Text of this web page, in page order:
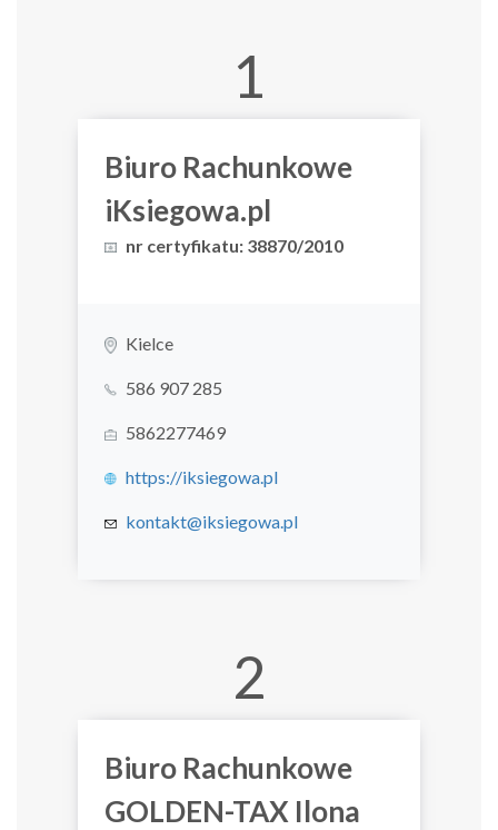
1
Biuro Rachunkowe
iKsiegowa.pl
nr certyfikatu: 38870/2010
Kielce
586 907 285
5862277469
https://iksiegowa.pl
kontakt@iksiegowa.pl
2
Biuro Rachunkowe
GOLDEN-TAX Ilona